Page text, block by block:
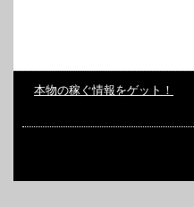
本物の稼ぐ情報をゲット！